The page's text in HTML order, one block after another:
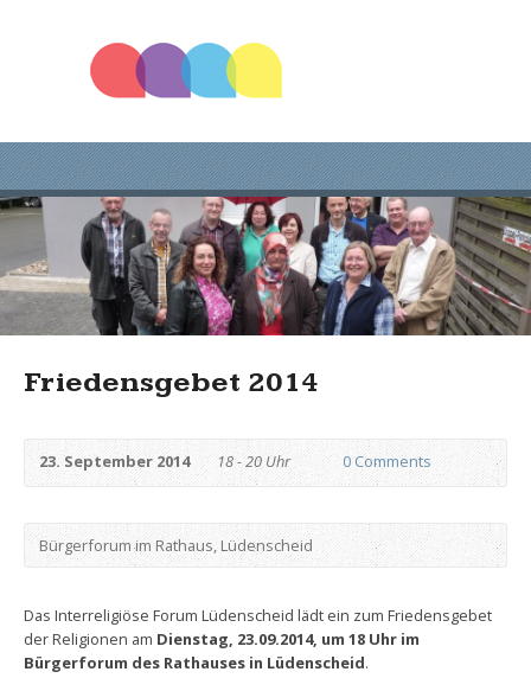
Friedensgebet 2014
23. September 2014 18 - 20 Uhr 0 Comments
Bürgerforum im Rathaus, Lüdenscheid
Das Interreligiöse Forum Lüdenscheid lädt ein zum Friedensgebet
der Religionen am Dienstag, 23.09.2014, um 18 Uhr im
Bürgerforum des Rathauses in Lüdenscheid.